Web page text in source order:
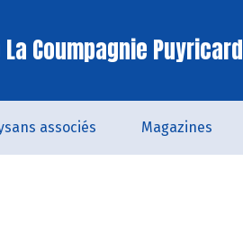
Coumpagnie Puyricard
associés Magazines